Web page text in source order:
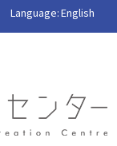
Language:English